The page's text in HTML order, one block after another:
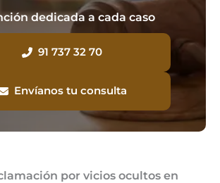
dedicada a cada caso
91 737 32 70
Envíanos tu consulta
por vicios ocultos en